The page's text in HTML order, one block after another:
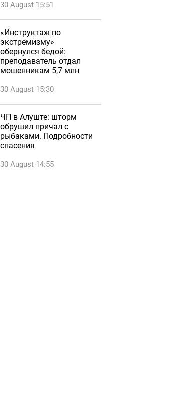
30 August 15:51
«Инструктаж по
экстремизму»
обернулся бедой:
преподаватель отдал
мошенникам 5,7 млн
30 August 15:30
ЧП в Алуште: шторм
обрушил причал с
рыбаками. Подробности
спасения
30 August 14:55